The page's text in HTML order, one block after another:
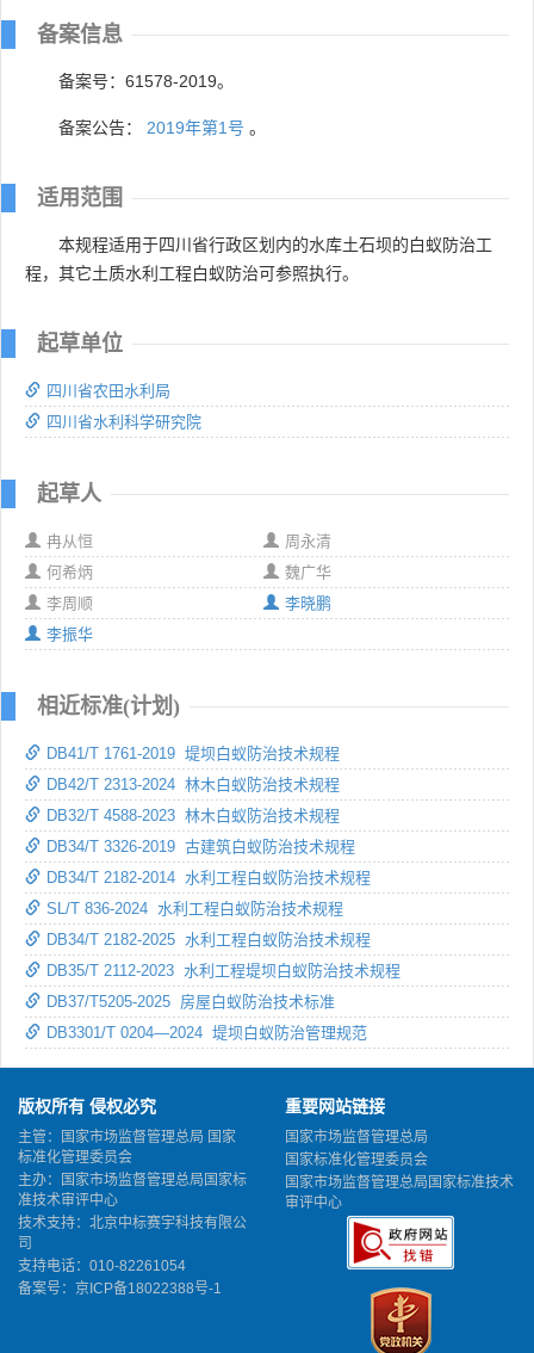
备案信息
备案号：61578-2019。
备案公告： 2019年第1号 。
适用范围
本规程适用于四川省行政区划内的水库土石坝的白蚁防治工
程，其它土质水利工程白蚁防治可参照执行。
起草单位
四川省农田水利局
四川省水利科学研究院
起草人
冉从恒
周永清
何希炳
魏广华
李周顺
李晓鹏
李振华
相近标准(计划)
DB41/T 1761-2019 堤坝白蚁防治技术规程
DB42/T 2313-2024 林木白蚁防治技术规程
DB32/T 4588-2023 林木白蚁防治技术规程
DB34/T 3326-2019 古建筑白蚁防治技术规程
DB34/T 2182-2014 水利工程白蚁防治技术规程
SL/T 836-2024 水利工程白蚁防治技术规程
DB34/T 2182-2025 水利工程白蚁防治技术规程
DB35/T 2112-2023 水利工程堤坝白蚁防治技术规程
DB37/T5205-2025 房屋白蚁防治技术标准
DB3301/T 0204—2024 堤坝白蚁防治管理规范
版权所有 侵权必究
主管：国家市场监督管理总局 国家
标准化管理委员会
主办：国家市场监督管理总局国家标
准技术审评中心
技术支持：北京中标赛宇科技有限公
司
支持电话：010-82261054
备案号： 京ICP备18022388号-1
重要网站链接
国家市场监督管理总局
国家标准化管理委员会
国家市场监督管理总局国家标准技术
审评中心